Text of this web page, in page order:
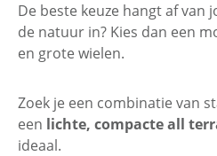
De beste keuze hangt af van
de natuur in? Kies dan een
en grote wielen.
Zoek je een combinatie van
een lichte, compacte all
ideaal.